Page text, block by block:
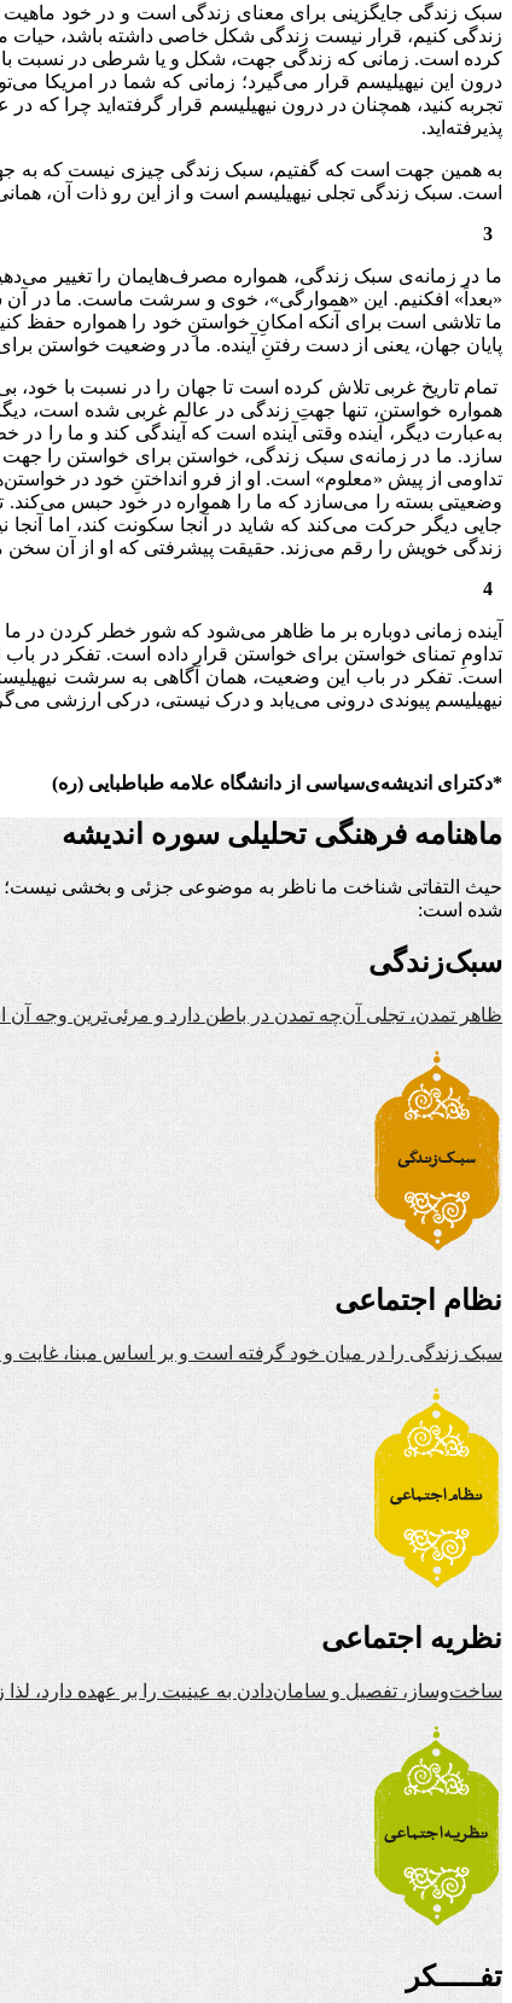
سبک زندگی جایگزینی برای معنای زندگی است و در خود
زندگی کنیم، قرار نیست زندگی شکل خاصی داشته باشد،
کرده است. زمانی که زندگی جهت، شکل و یا شرطی در نسبت با ما
درون این نیهیلیسم قرار می‌گیرد؛ زمانی که شما در امریکا
تجربه کنید، همچنان در درون نیهیلیسم قرار گرفته‌اید چرا
پذیرفته‌اید.
به همین جهت است که گفتیم، سبک زندگی چیزی نیست که به
است. سبک زندگی تجلی نیهیلیسم است و از این رو ذات آن، همانی
ما در زمانه‌ی سبک زندگی، همواره مصرف‌هایمان را تغییر
«بعداً» افکنیم. این «هموار‌گی»، خوی و سرشت ماست. ما در آن
ما تلاشی است برای آنکه امکانِ خواستنِ خود را همواره حفظ
پایان جهان، یعنی از دست رفتنِ آینده. ما در وضعیت خواستن
تمام تاریخ غربی تلاش کرده است تا جهان را در نسبت با
همواره خواستن، تنها جهتِ زندگی در عالم غربی شده است،
به‌عبارت دیگر، آینده وقتی آینده است که آیندگی کند و ما را
سازد. ما در زمانه‌ی سبک زندگی، خواستن برای خواستن را جهت
تداومی از پیش «معلوم» است. او از فرو انداختنِ خود در
وضعیتی بسته را می‌سازد که ما را همواره در خود حبس
جایی دیگر حرکت می‌کند که شاید در آنجا سکونت کند، اما
زندگی خویش را رقم می‌زند. حقیقت پیشرفتی که او از آن
آینده زمانی دوباره بر ما ظاهر می‌شود که شور خطر کردن در
تداومِ تمنای خواستن برای خواستن قرار داده است. تفکر در
است. تفکر در باب این وضعیت، همان آگاهی به سرشت
نیهیلیسم پیوندی درونی می‌یابد و درک نیستی، درکی ارزشی
*دکترای اندیشه‌ی‌سیاسی از دانشگاه علامه طباطبایی (ره)
ماهنامه فرهنگی تحلیلی سوره اندیشه
حیث التفاتی شناخت ما ناظر به موضوعی جزئی و بخشی نیست؛
شده است:
سبک‌زندگی
ظاهر تمدن، تجلی آن‌چه تمدن در باطن دارد و مرئی‌ترین وجه
نظام اجتماعی
سبک زندگی را در میان خود گرفته است و بر اساس مبنا، غایت
نظریه اجتماعی
ساخت‌وساز، تفصیل و سامان‌دادن به عینیت را بر عهده دارد،
تفـــــکر